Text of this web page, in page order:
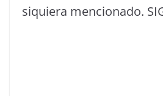
siquiera mencionado.